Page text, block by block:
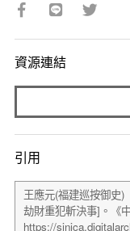
資源連結
引用